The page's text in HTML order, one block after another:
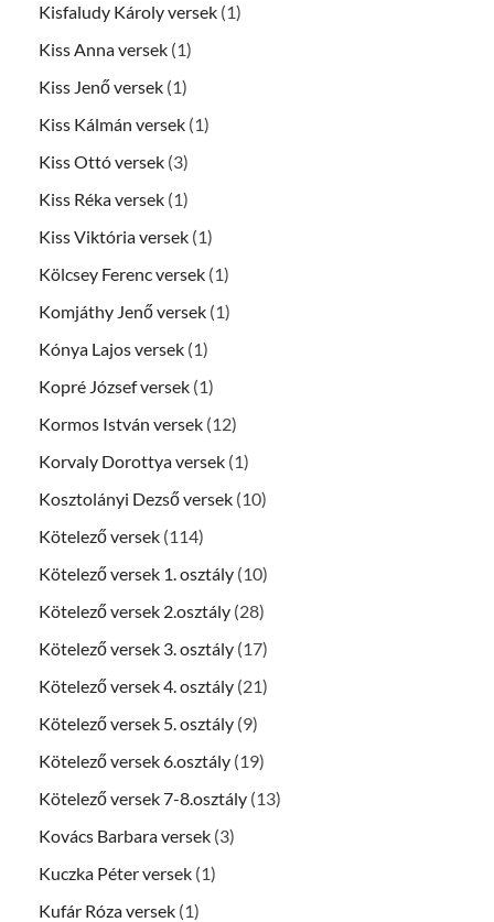
Kisfaludy Károly versek (1)
Kiss Anna versek (1)
Kiss Jenő versek (1)
Kiss Kálmán versek (1)
Kiss Ottó versek (3)
Kiss Réka versek (1)
Kiss Viktória versek (1)
Kölcsey Ferenc versek (1)
Komjáthy Jenő versek (1)
Kónya Lajos versek (1)
Kopré József versek (1)
Kormos István versek (12)
Korvaly Dorottya versek (1)
Kosztolányi Dezső versek (10)
Kötelező versek (114)
Kötelező versek 1. osztály (10)
Kötelező versek 2.osztály (28)
Kötelező versek 3. osztály (17)
Kötelező versek 4. osztály (21)
Kötelező versek 5. osztály (9)
Kötelező versek 6.osztály (19)
Kötelező versek 7-8.osztály (13)
Kovács Barbara versek (3)
Kuczka Péter versek (1)
Kufár Róza versek (1)